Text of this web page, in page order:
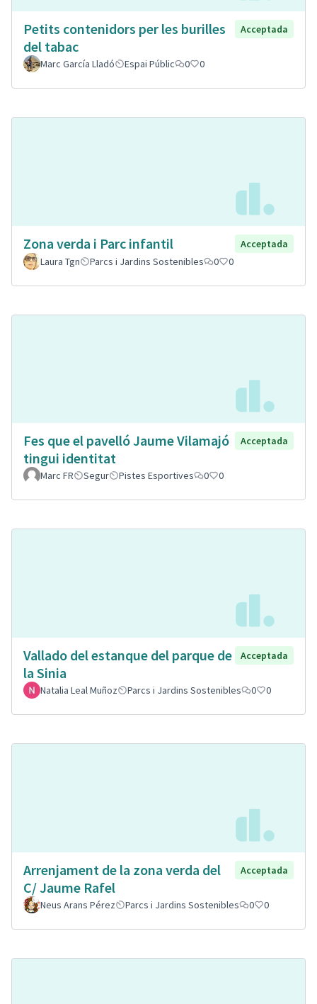
Petits contenidors per les burilles
del tabac
Acceptada
Marc García Lladó Espai Públic 0 0
Zona verda i Parc infantil
Acceptada
Laura Tgn
Parcs i Jardins Sostenibles 0 0
Fes que el pavelló Jaume Vilamajó
tingui identitat
Acceptada
Marc FR Segur Pistes Esportives 0 0
Vallado del estanque del parque de
la Sinia
Acceptada
Natalia Leal Muñoz Parcs i Jardins Sostenibles 0 0
Arrenjament de la zona verda del
C/ Jaume Rafel
Acceptada
Neus Arans Pérez Parcs i Jardins Sostenibles 0 0